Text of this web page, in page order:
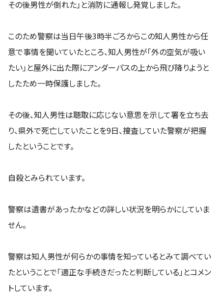
その後男性が倒れた」と消防に通報し発覚しました。
このため警察は当日午後3時半ごろからこの知人男性から任
意で事情を聞いていたところ、知人男性が「外の空気が吸い
たい」と屋外に出た際にアンダーパスの上から飛び降りようと
したため一時保護しました。
その後、知人男性は聴取に応じない意思を示して署を立ち去
り、県外で死亡していたことを9日、捜査していた警察が把握
したということです。
自殺とみられています。
警察は遺書があったかなどの詳しい状況を明らかにしていま
せん。
警察は知人男性が何らかの事情を知っているとみて調べてい
たということで「適正な手続きだったと判断している」とコメン
トしています。